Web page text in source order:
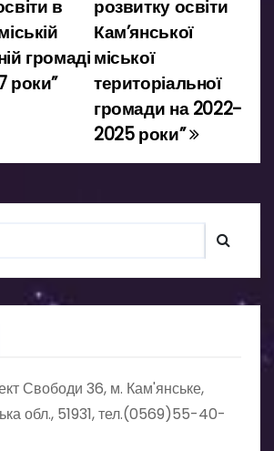
розвитку освіти
Кам’янської
міської
територіальної
громади на 2022-
2025 роки”
в
громаді
роки”
Свободи 36, м. Кам'янське,
обл., 51931, тел.(0569)55-40-